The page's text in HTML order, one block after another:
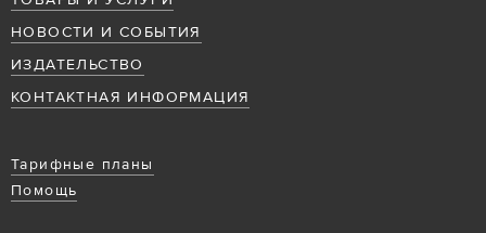
НОВОСТИ И СОБЫТИЯ
ИЗДАТЕЛЬСТВО
КОНТАКТНАЯ ИНФОРМАЦИЯ
Тарифные планы
Помощь